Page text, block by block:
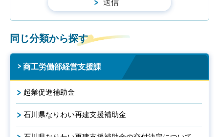
同じ分類から探す
商工労働部経営支援課
起業促進補助金
石川県なりわい再建支援補助金